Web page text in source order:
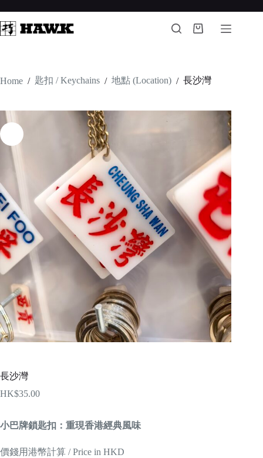
to
content
Shopping
Home / 匙扣 / Keychains / 地點 (Location) / 長沙灣
長沙灣
HK$35.00
小巴牌鎖匙扣：重現香港經典風味
價錢用港幣計算 / Price in HKD